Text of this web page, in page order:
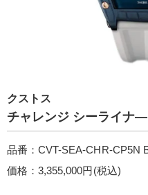
クストス
チャレンジ シーライナ
品番：CVT-SEA-CHR-CP5N
価格：3,355,000円(税込)